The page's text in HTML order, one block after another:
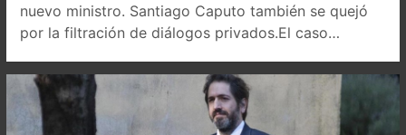
nuevo ministro. Santiago Caputo también se quejó
por la filtración de diálogos privados.El caso…